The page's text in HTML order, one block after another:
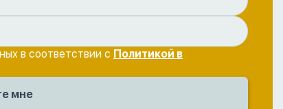
в соответствии с Политикой в